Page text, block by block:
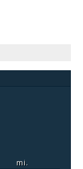
mi.